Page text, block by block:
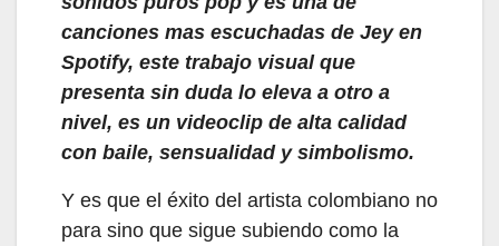
canciones mas escuchadas de Jey en
Spotify, este trabajo visual que
presenta sin duda lo eleva a otro a
nivel, es un videoclip de alta calidad
con baile, sensualidad y simbolismo.
Y es que el éxito del artista colombiano no
para sino que sigue subiendo como la